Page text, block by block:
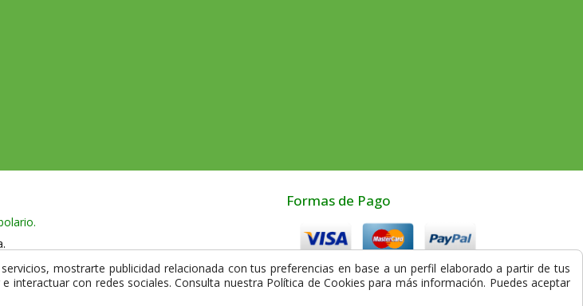
SSL que garantiza la privacidad de los
Formas de Pago
Compra Segura
mostrarte publicidad relacionada con tus preferencias en base a un perfil elaborado a partir de tus
con redes sociales. Consulta nuestra Política de Cookies para más información. Puedes aceptar